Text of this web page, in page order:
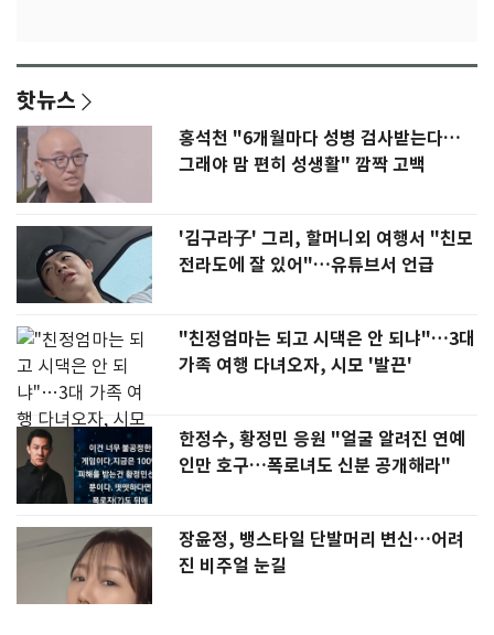
핫뉴스
홍석천 "6개월마다 성병 검사받는다…
그래야 맘 편히 성생활" 깜짝 고백
'김구라子' 그리, 할머니외 여행서 "친모
전라도에 잘 있어"…유튜브서 언급
"친정엄마는 되고 시댁은 안 되냐"…3대
가족 여행 다녀오자, 시모 '발끈'
한정수, 황정민 응원 "얼굴 알려진 연예
인만 호구…폭로녀도 신분 공개해라"
장윤정, 뱅스타일 단발머리 변신…어려
진 비주얼 눈길